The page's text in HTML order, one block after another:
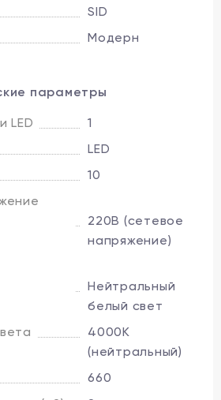
SID
Модерн
параметры
LED
1
LED
10
220В (сетевое
напряжение)
Нейтральный
белый свет
4000K
(нейтральный)
660